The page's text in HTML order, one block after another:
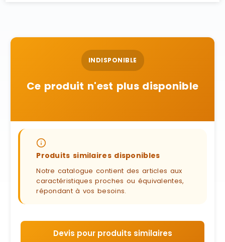
INDISPONIBLE
Ce produit n'est plus disponible
Produits similaires disponibles
Notre catalogue contient des articles aux
caractéristiques proches ou équivalentes,
répondant à vos besoins.
Devis pour produits similaires